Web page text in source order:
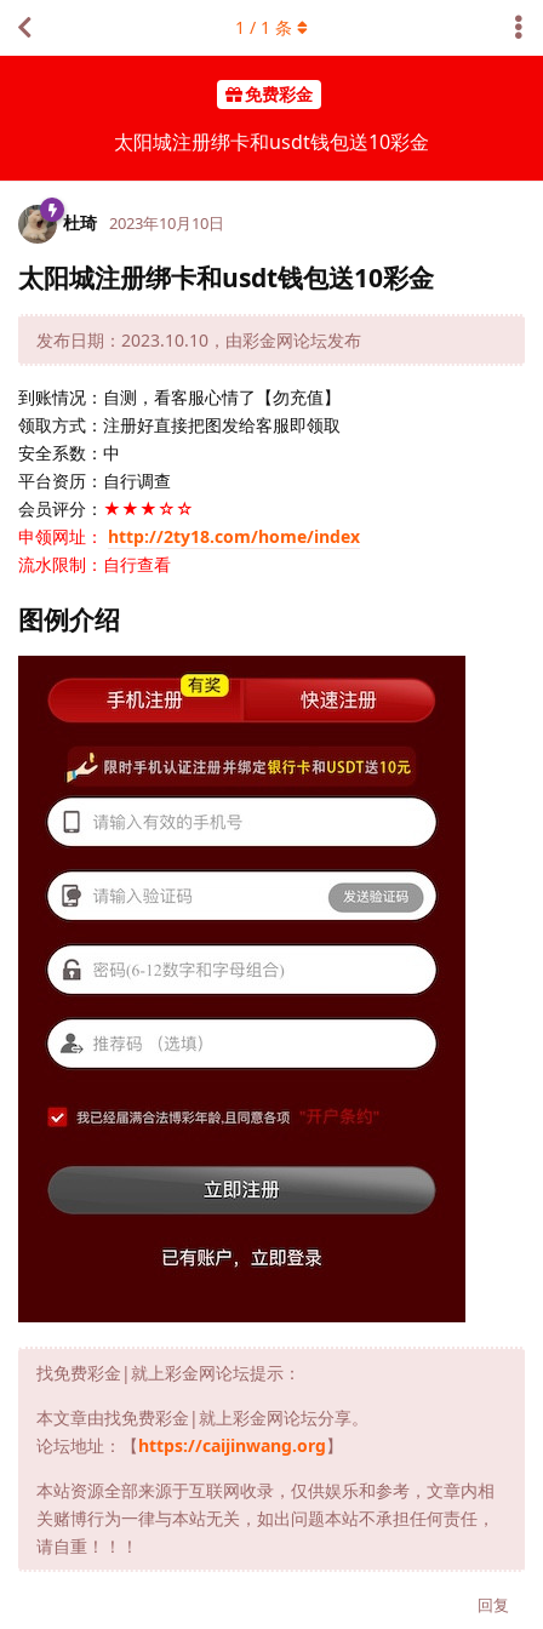
免费彩金
太阳城注册绑卡和usdt钱包送10彩金
1 / 1 条
杜琦 2023年10月10日
太阳城注册绑卡和usdt钱包送10彩金
发布日期：2023.10.10，由彩金网论坛发布
到账情况：自测，看客服心情了【勿充值】
领取方式：注册好直接把图发给客服即领取
安全系数：中
平台资历：自行调查
会员评分： ★★★☆☆
申领网址： http://2ty18.com/home/index
流水限制：自行查看
图例介绍
找免费彩金|就上彩金网论坛提示：
本文章由找免费彩金|就上彩金网论坛分享。
论坛地址：【https://caijinwang.org】
本站资源全部来源于互联网收录，仅供娱乐和参考，文章内相
关赌博行为一律与本站无关，如出问题本站不承担任何责任，
请自重！！！
回复